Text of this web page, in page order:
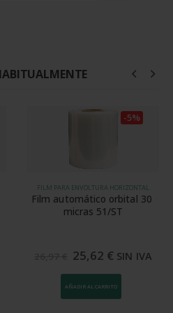
FILM PARA ENVOLTURA HORIZONTAL
Film automático orbital 30
micras 51/ST
El
precio
original
era:
26,97 €.
25,62 € El
actual
es:
25,62 €.
SIN IVA
-5%
AÑADIR AL CARRITO